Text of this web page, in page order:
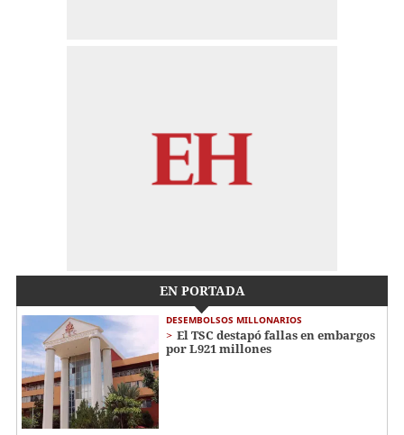
EN PORTADA
DESEMBOLSOS MILLONARIOS
El TSC destapó fallas en embargos
por L921 millones